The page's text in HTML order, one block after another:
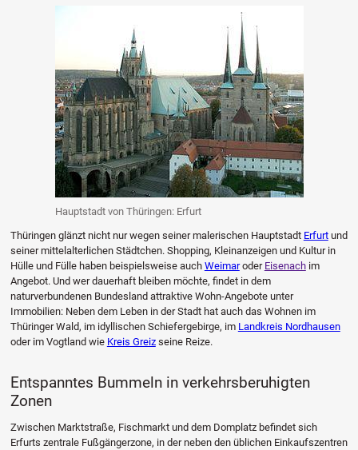
Hauptstadt von Thüringen: Erfurt
Thüringen glänzt nicht nur wegen seiner malerischen Hauptstadt Erfurtund
seiner mittelalterlichen Städtchen. Shopping, Kleinanzeigen und Kultur in
Hülle und Fülle haben beispielsweise auch Weimaroder Eisenachim
Angebot. Und wer dauerhaft bleiben möchte, findet in dem
naturverbundenen Bundesland attraktive Wohn-Angebote unter
Immobilien: Neben dem Leben in der Stadt hat auch das Wohnen im
Thüringer Wald, im idyllischen Schiefergebirge, im Landkreis Nordhausen
oder im Vogtland wie Kreis Greizseine Reize.
Entspanntes Bummeln in verkehrsberuhigten
Zonen
Zwischen Marktstraße, Fischmarkt und dem Domplatz befindet sich
Erfurts zentrale Fußgängerzone, in der neben den üblichen Einkaufszentren